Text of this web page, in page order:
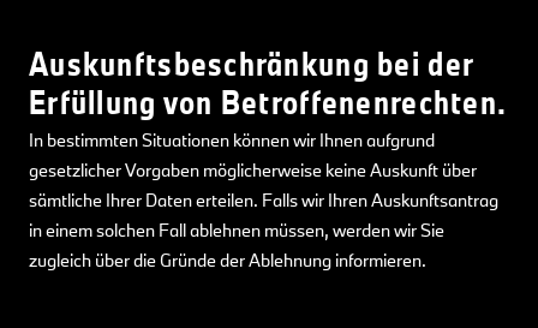
Auskunftsbeschränkung bei der
Erfüllung von Betroffenenrechten.
In bestimmten Situationen können wir Ihnen aufgrund
gesetzlicher Vorgaben möglicherweise keine Auskunft über
sämtliche Ihrer Daten erteilen. Falls wir Ihren Auskunftsantrag
in einem solchen Fall ablehnen müssen, werden wir Sie
zugleich über die Gründe der Ablehnung informieren.